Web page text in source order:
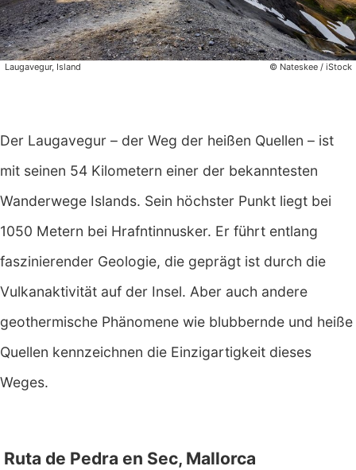
Laugavegur, Island © Nateskee / iStock
Der Laugavegur – der Weg der heißen Quellen – ist
mit seinen 54 Kilometern einer der bekanntesten
Wanderwege Islands. Sein höchster Punkt liegt bei
1050 Metern bei Hrafntinnusker. Er führt entlang
faszinierender Geologie, die geprägt ist durch die
Vulkanaktivität auf der Insel. Aber auch andere
geothermische Phänomene wie blubbernde und heiße
Quellen kennzeichnen die Einzigartigkeit dieses
Weges.
Ruta de Pedra en Sec, Mallorca